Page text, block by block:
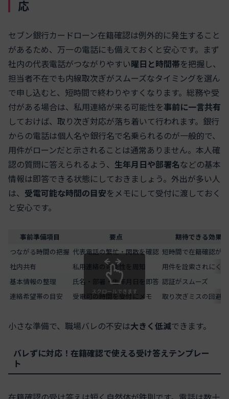
応
セブン銀行カードローン在籍確認は例外的に発生すること
があるため、万一の電話にも備えておくと安心です。まず
社内の代表電話がつながりやすい曜日と時間帯を把握し、
担当者不在でも内線取次ぎがスムーズなタイミングを選ん
で申し込むと、短時間で終わりやすくなります。総務や受
付がある場合は、私用連絡が来る可能性を事前に一言共有
しておけば、取り次ぎ対応が落ち着いて行われます。銀行
からの電話は個人名や銀行名で名乗られるのが一般的で、
用件がローンだと示されることは通常ありません。本人確
認の質問に答えられるよう、 生年月日や部署名などの基本
情報は即答できる状態にしておきましょう。外出が多い人
は、 受電可能な時間の目安をメモにして受付に渡しておく
と安心です。
事前準備項目 要点
期待できる効果
つながる時間の把握 代表電話の繁忙・閑散を確認 短時間で在籍確認が
社内共有
私用連絡の可能性を周知
用件を詮索されにくい
基本情報の整理
氏名・部署・生年月日を即答 認証がスムーズ
連絡希望帯の目安
受電可の時間を受付にメモ 取り次ぎミスの回避
スクロールできます
小さな準備で、職場バレの不安は大きく低減できます。
バレずに対応！在籍確認で使える受け答えテンプレー
ト